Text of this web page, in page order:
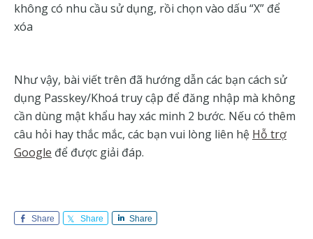
không có nhu cầu sử dụng, rồi chọn vào dấu “X” để
xóa
Như vậy, bài viết trên đã hướng dẫn các bạn cách sử
dụng Passkey/Khoá truy cập để đăng nhập mà không
cần dùng mật khẩu hay xác minh 2 bước. Nếu có thêm
câu hỏi hay thắc mắc, các bạn vui lòng liên hệ Hỗ trợ
Google để được giải đáp.
Share Share Share